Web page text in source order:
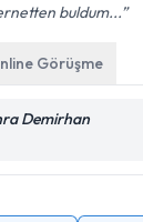
buldum...
Görüşme
Demirhan